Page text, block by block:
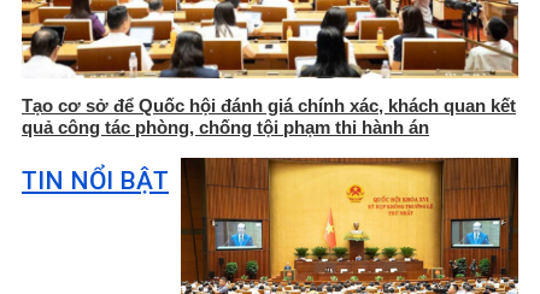
Tạo cơ sở để Quốc hội đánh giá chính xác, khách quan kết
quả công tác phòng, chống tội phạm thi hành án
TIN NỔI BẬT